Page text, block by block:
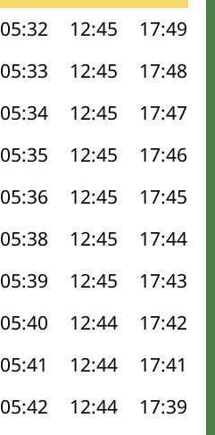
05:32 12:45 17:49
05:33 12:45 17:48
05:34 12:45 17:47
05:35 12:45 17:46
05:36 12:45 17:45
05:38 12:45 17:44
05:39 12:45 17:43
05:40 12:44 17:42
05:41 12:44 17:41
05:42 12:44 17:39